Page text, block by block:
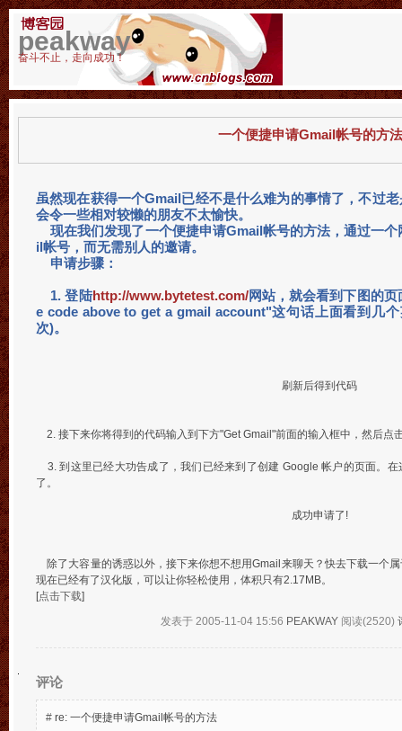
peakway
奋斗不止，走向成功！
一个便捷申请Gmail帐号的方法
虽然现在获得一个Gmail已经不是什么难为的事情了，不过
会令一些相对较懒的朋友不太愉快。
现在我们发现了一个便捷申请Gmail帐号的方法，通过一个
il帐号，而无需别人的邀请。
申请步骤：
1. 登陆http://www.bytetest.com/网站，就会看到下图的
e code above to get a gmail account"这句话上面看到几
次)。
刷新后得到代码
2. 接下来你将得到的代码输入到下方"Get Gmail"前面的输入框中，然后点
3. 到这里已经大功告成了，我们已经来到了创建 Google 帐户的页面。
了。
成功申请了!
除了大容量的诱惑以外，接下来你想不想用Gmail来聊天？快去下载一个
现在已经有了汉化版，可以让你轻松使用，体积只有2.17MB。
[点击下载]
发表于 2005-11-04 15:56 PEAKWAY 阅读(2520)
评论
# re: 一个便捷申请Gmail帐号的方法